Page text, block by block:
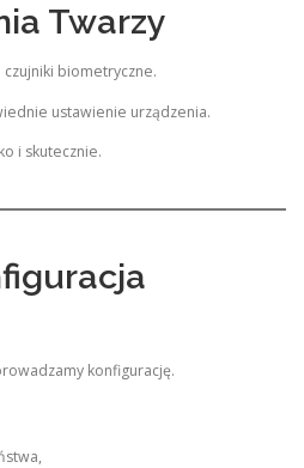
Twarzy
biometryczne.
ustawienie urządzenia.
i skutecznie.
konfigurację.